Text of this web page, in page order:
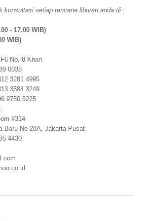
konsultasi setiap rencana liburan anda di :
- 17.00 WIB)
WIB)
No. 8 Krian
0038
3281 4995
3584 3249
9750 5225
:
#314
Baru No 28A, Jakarta Pusat
4430